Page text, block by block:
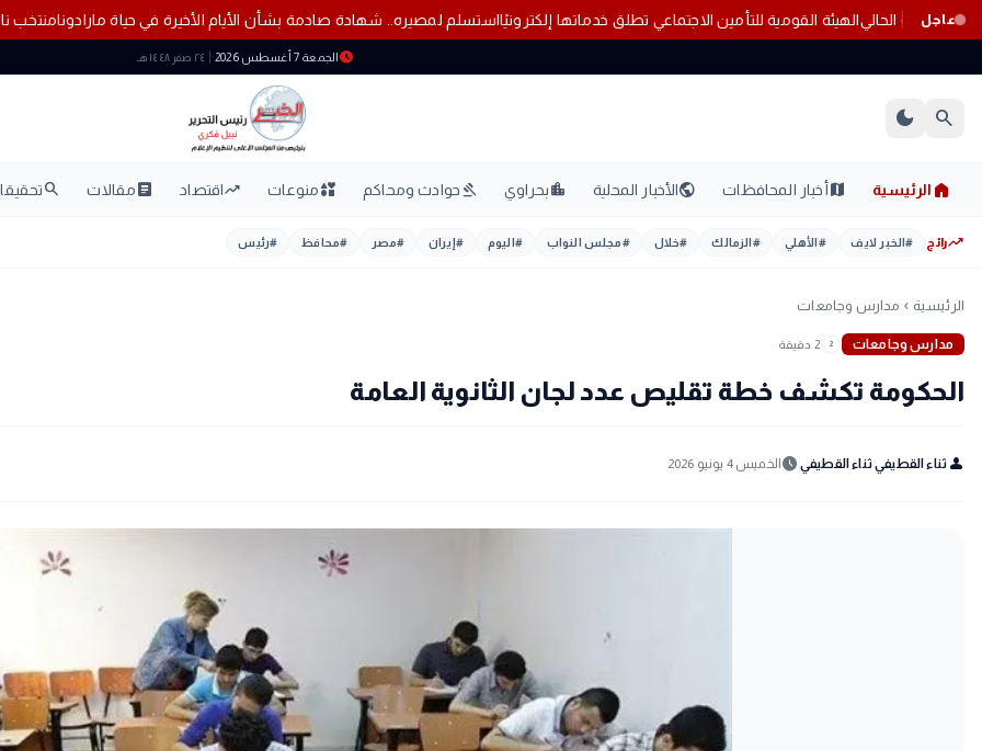
عاجلعن الأهلي في الصيف الحاليالهيئة القومية للتأمين الاجتماعي تطلق خدماتها إلكترونيًااستسلم لمصيره.. شهادة صادمة بشأن الأيام الأخيرة في حياة
scheduleالجمعة 7 أغسطس 2026 ٢٤ صفر ١٤٤٨ هـ
search
dark_mode
home الرئيسية mapأخبار المحافظات publicالأخبار المحلية location_cityبحراوي gavelحوادث ومحاكم interestsمنوعات trending_upاقتصاد articleمقالات search
trending_upرائج #الخبر لايف #الأهلي #الزمالك #خلال #مجلس النواب #اليوم #إيران #مصر #محافظ #رئيس
الرئيسية chevron_left مدارس وجامعات
مدارس وجامعات 2 2 دقيقة
الحكومة تكشف خطة تقليص عدد لجان الثانوية العامة
person ثناء القطيفي ثناء القطيفي schedule الخميس 4 يونيو 2026